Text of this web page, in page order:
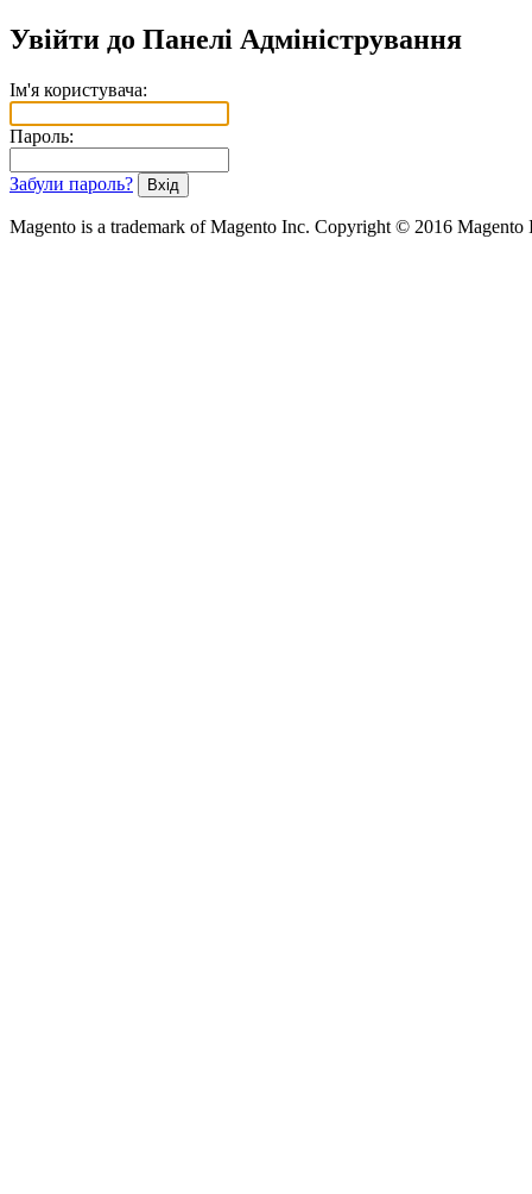
Увійти до Панелі Адміністрування
Ім'я користувача:
Пароль:
Забули пароль?
Magento is a trademark of Magento Inc. Copyright © 2016 Magento